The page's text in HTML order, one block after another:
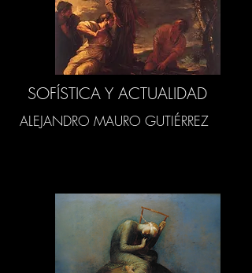
SOFÍSTICA Y ACTUALIDAD
ALEJANDRO MAURO GUTIÉRREZ